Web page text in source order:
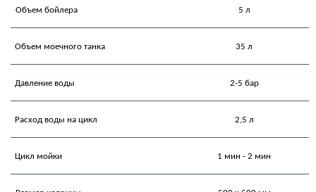
Объем бойлера 5 л
Объем моечного танка 35 л
Давление воды 2-5 бар
Расход воды на цикл 2,5 л
Цикл мойки 1 мин - 2 мин